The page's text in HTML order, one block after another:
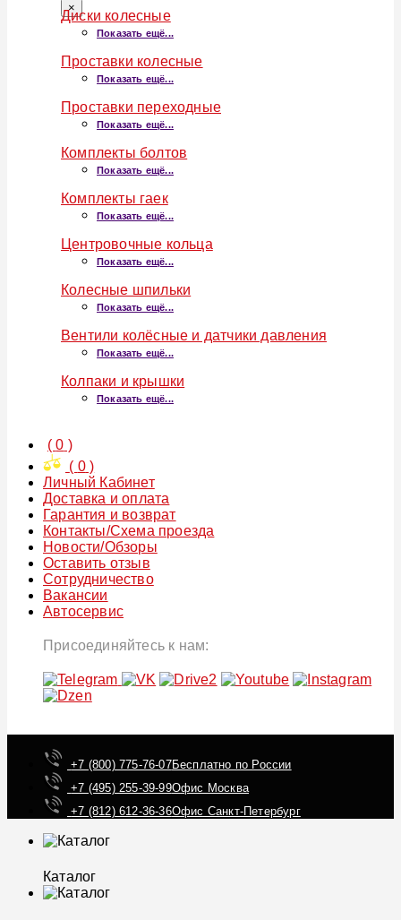
×
Диски колесные
Показать ещё...
Проставки колесные
Показать ещё...
Проставки переходные
Показать ещё...
Комплекты болтов
Показать ещё...
Комплекты гаек
Показать ещё...
Центровочные кольца
Показать ещё...
Колесные шпильки
Показать ещё...
Вентили колёсные и датчики давления
Показать ещё...
Колпаки и крышки
Показать ещё...
(0 )
( 0)
Личный Кабинет
Доставка и оплата
Гарантия и возврат
Контакты/Схема проезда
Новости/Обзоры
Оставить отзыв
Сотрудничество
Вакансии
Автосервис
Присоединяйтесь к нам:
+7 (800) 775-76-07Бесплатно по России
+7 (495) 255-39-99Офис Москва
+7 (812) 612-36-36Офис Санкт-Петербург
Каталог